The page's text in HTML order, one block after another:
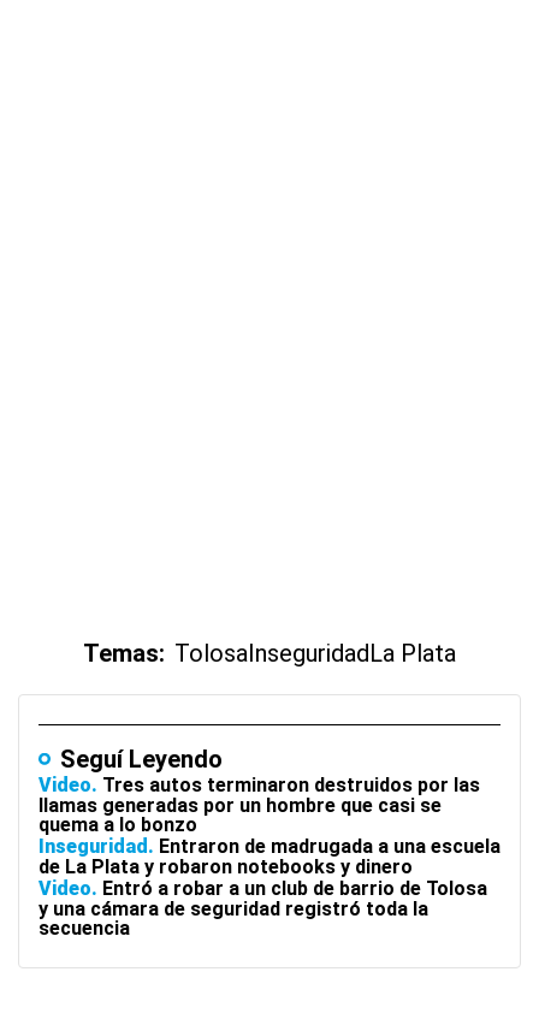
Temas: TolosaInseguridadLa Plata
Seguí Leyendo
Video Tres autos terminaron destruidos por las
llamas generadas por un hombre que casi se
quema a lo bonzo
Inseguridad
Entraron de madrugada a una escuela
de La Plata y robaron notebooks y dinero
Video Entró a robar a un club de barrio de Tolosa
y una cámara de seguridad registró toda la
secuencia